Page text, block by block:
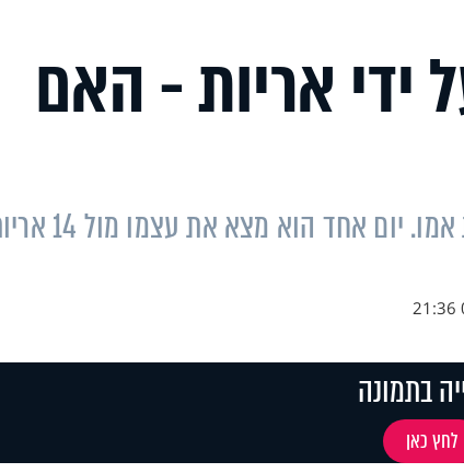
ידי אריות - האם
הוא רק בן שנה, ונותר לבדו לאחר שאיבד את אמו. יום
בתמונה
לחץ כאן